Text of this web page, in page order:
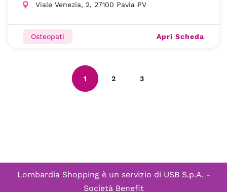
Viale Venezia, 2, 27100 Pavia PV
Osteopati Apri Scheda
1 2 3
Lombardia Shopping è un servizio di USB S.p.A. -
Società Benefit